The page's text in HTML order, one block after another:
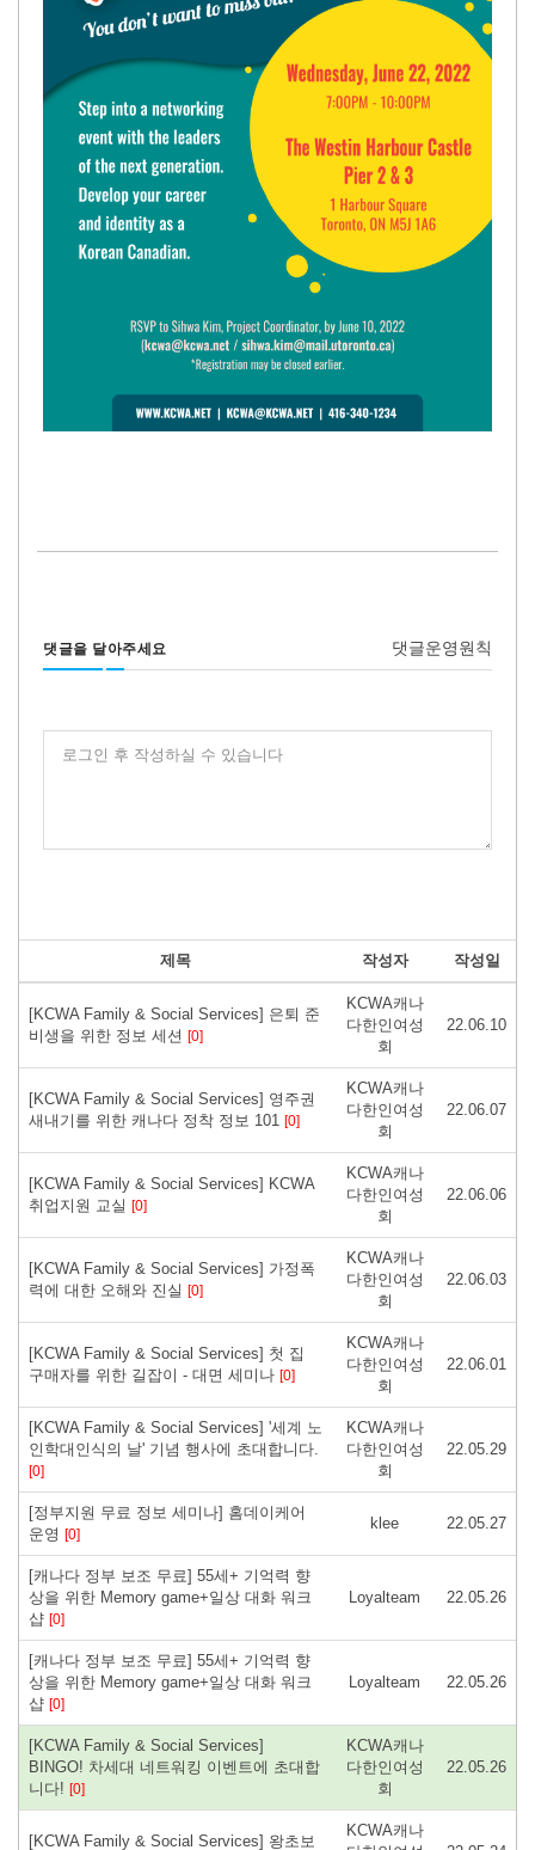
댓글을 달아주세요 댓글운영원칙
로그인 후 작성하실 수 있습니다
제목 작성자 작성일
[KCWA Family & Social Services] 은퇴 준
비생을 위한 정보 세션 [0]
KCWA캐나
다한인여성
회
22.06.10
[KCWA Family & Social Services] 영주권
새내기를 위한 캐나다 정착 정보 101 [0]
KCWA캐나
다한인여성
회
22.06.07
[KCWA Family & Social Services] KCWA
취업지원 교실 [0]
KCWA캐나
다한인여성
회
22.06.06
[KCWA Family & Social Services] 가정폭
력에 대한 오해와 진실 [0]
KCWA캐나
다한인여성
회
22.06.03
[KCWA Family & Social Services] 첫 집
구매자를 위한 길잡이 - 대면 세미나 [0]
KCWA캐나
다한인여성
회
22.06.01
[KCWA Family & Social Services] '세계 노
인학대인식의 날' 기념 행사에 초대합니다.
[0]
KCWA캐나
다한인여성
회
22.05.29
[정부지원 무료 정보 세미나] 홈데이케어
운영 [0]
klee 22.05.27
[캐나다 정부 보조 무료] 55세+ 기억력 향
상을 위한 Memory game+일상 대화 워크
샵 [0]
Loyalteam 22.05.26
[캐나다 정부 보조 무료] 55세+ 기억력 향
상을 위한 Memory game+일상 대화 워크
샵 [0]
Loyalteam 22.05.26
[KCWA Family & Social Services]
BINGO! 차세대 네트워킹 이벤트에 초대합
니다! [0]
KCWA캐나
다한인여성
회
22.05.26
[KCWA Family & Social Services] 왕초보
KCWA캐나